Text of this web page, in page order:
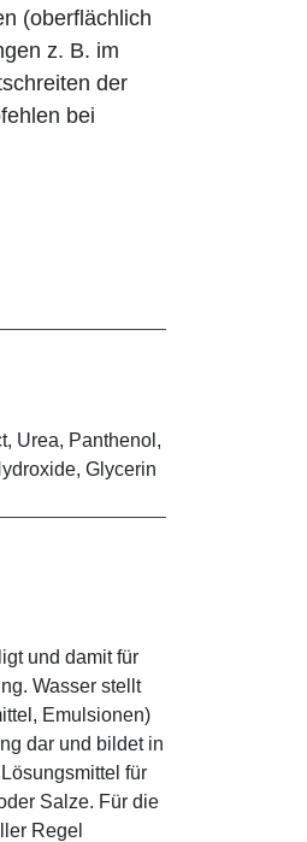
(oberflächlich
z. B. im
der
bei
Urea, Panthenol,
Glycerin
und damit für
Wasser stellt
Emulsionen)
dar und bildet in
für
Salze. Für die
Regel